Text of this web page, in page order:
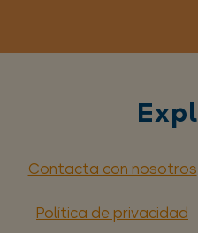
Contacta con nosotros
Política de privacidad